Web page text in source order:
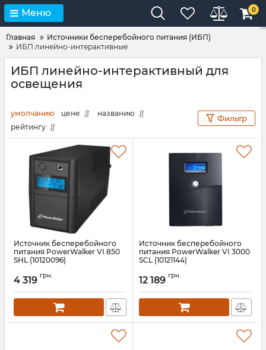
Меню 0
Главная
Источники бесперебойного питания (ИБП)
ИБП линейно-интерактивные
ИБП линейно-интерактивный для
освещения
умолчанию цене
названию
рейтингу
Фильтр
Источник бесперебойного
питания PowerWalker VI 850
SHL (10120096)
4 319 грн.
Источник бесперебойного
питания PowerWalker VI 3000
SCL (10121144)
12 189 грн.